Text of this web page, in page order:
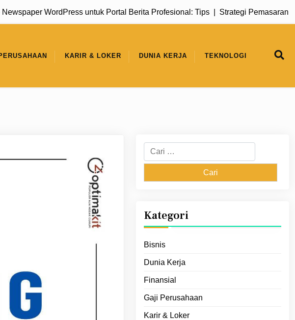
WordPress untuk Portal Berita Profesional: Tips |Strategi Pemasaran Digital
KARIR & LOKER DUNIA KERJA TEKNOLOGI
Cari
untuk:
Kategori
Bisnis
Dunia Kerja
Finansial
Gaji Perusahaan
Karir & Loker